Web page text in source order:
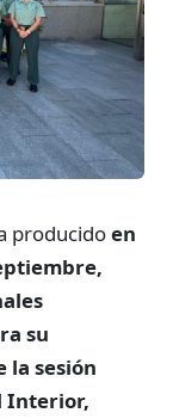
producidoen
su
la sesión
Interior,